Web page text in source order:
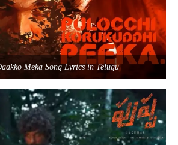
Meka Song Lyrics in Telugu